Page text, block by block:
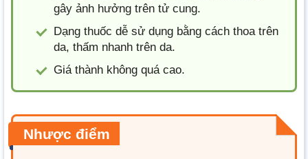
gây ảnh hưởng trên tử cung.
Dạng thuốc dễ sử dụng bằng cách thoa trên
da, thấm nhanh trên da.
Giá thành không quá cao.
Nhược điểm